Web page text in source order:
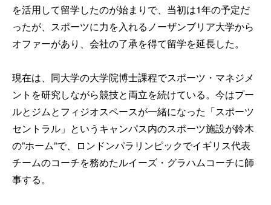
を活用して留学したのが始まりで、当初は1年の予定だ
ったが、スポーツに力を入れるノーザンブリア大学から
オファーがあり、会社の了承を得て留学を延長した。
現在は、同大学の大学院博士課程でスポーツ・マネジメ
ントを研究しながら競技と両立を続けている。今はプー
ルとジムとフィジオスペースが一緒になった「スポーツ
セントラル」というキャンパス内のスポーツ施設が鈴木
の”ホーム”で、ロンドンパラリンピックでイギリス代表
チームのコーチを務めたルイーズ・グラハムコーチに師
事する。